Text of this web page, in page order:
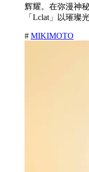
辉耀。在弥漫神
「Lclat」以璀璨
# MIKIMOTO